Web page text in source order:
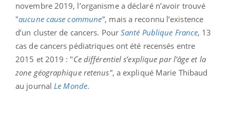
novembre 2019, l’organisme a déclaré n’avoir trouvé
"aucune cause commune", mais a reconnu l’existence
d’un cluster de cancers. PourSanté Publique France, 13
cas de cancers pédiatriques ont été recensés entre
2015 et 2019 : "Ce différentiel s’explique par l’âge et la
zone géographique retenus", a expliqué Marie Thibaud
au journalLe Monde.